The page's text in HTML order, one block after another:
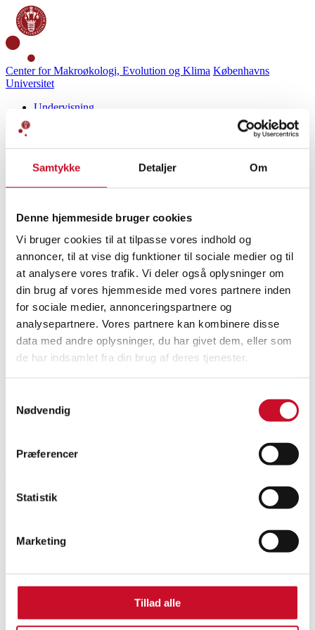
Samtykke Detaljer Om
Denne hjemmeside bruger cookies
Vi bruger cookies til at tilpasse vores indhold og
annoncer, til at vise dig funktioner til sociale medier og til
at analysere vores trafik. Vi deler også oplysninger om
din brug af vores hjemmeside med vores partnere inden
for sociale medier, annonceringspartnere og
analysepartnere. Vores partnere kan kombinere disse
data med andre oplysninger, du har givet dem, eller som
de har indsamlet fra din brug af deres tjenester.
Nødvendig
Præferencer
Statistik
Marketing
Tillad alle
Center for Makroøkologi, Evolution og Klima Københavns
Universitet
Undervisning
Større skriftlige opgaver
Danmarks biodiversitet
Hvad er biodiversitet?
Den vilde natur
Hvad kendetegner biodiversitetsskoven?
Podcasts om biodiversitet
YouTube-kanal
Book en snak
Om
Om projektet
Nyheder
YouTube-kanal
Hvem er vi?
/
YouTube
© 2026 Center for Makroøkologi, Evolution og Klima, Københavns
Universitet